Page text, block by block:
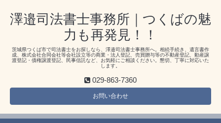
澤邉司法書士事務所｜つくばの魅
力も再発見！！
茨城県つくば市で司法書士をお探しなら、澤邉司法書士事務所へ。相続手続き、遺言書作
成、株式会社合同会社等会社設立等の商業・法人登記、売買贈与等の不動産登記、動産譲
渡登記・債権譲渡登記、民事信託など、お気軽にご相談ください。懇切、丁寧に対応いた
します。
029-863-7360
お問い合わせ